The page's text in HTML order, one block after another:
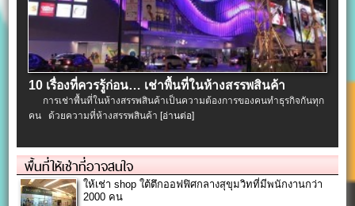
10 เรื่องที่ควรรู้ก่อน… เช่าพื้นที่ในห้างสรรพสินค้า
การเช่าพื้นที่ในห้างสรรพสินค้าเป็นความต้องการของคนทำธุรกิจกันทุก
คน ด้วยความที่ห้างสรรพสินค้า [อ่านต่อ]
พื้นที่ให้เช่าที่อาจสนใจ
ให้เช่า shop ใต้ตึกออฟฟิศกลางสุขุมวิทที่มีพนักงานกว่า
2000 คน